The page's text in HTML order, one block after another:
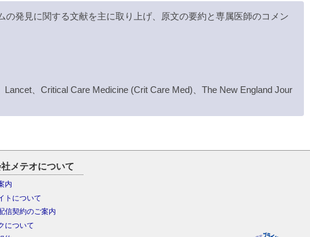
発見に関する文献を主に取り上げ、原文の要約と専属医師のコメン
、Critical Care Medicine (Crit Care Med)、The New England Jour
メテオについて
内
トについて
信契約のご案内
について